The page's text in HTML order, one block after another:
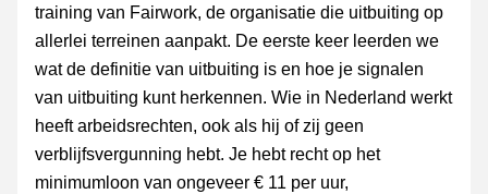
training van Fairwork, de organisatie die uitbuiting op
allerlei terreinen aanpakt. De eerste keer leerden we
wat de definitie van uitbuiting is en hoe je signalen
van uitbuiting kunt herkennen. Wie in Nederland werkt
heeft arbeidsrechten, ook als hij of zij geen
verblijfsvergunning hebt. Je hebt recht op het
minimumloon van ongeveer € 11 per uur,